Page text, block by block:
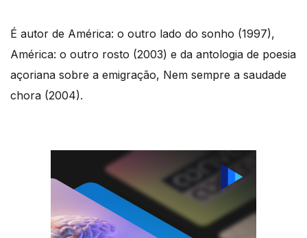
É autor de América: o outro lado do sonho (1997),
América: o outro rosto (2003) e da antologia de poesia
açoriana sobre a emigração, Nem sempre a saudade
chora (2004).